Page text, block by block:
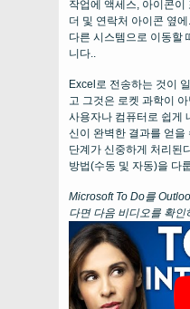
작업에 액세스, 아이콘이
더 및 연락처 아이콘 옆
다른 시스템으로 이동할
니다..
Excel로 전송하는 것이
고 그것은 로켓 과학이
사용자나 컴퓨터로 쉽게
신이 완벽한 결과를 얻을
단계가 신중하게 처리된
방법(수동 및 자동)을 다
Microsoft To Do를
다면 다음 비디오를 확인